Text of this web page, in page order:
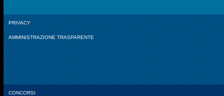
PRIVACY
AMMINISTRAZIONE TRASPARENTE
CONCORSI